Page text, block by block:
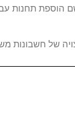
עבודה
משתמשים